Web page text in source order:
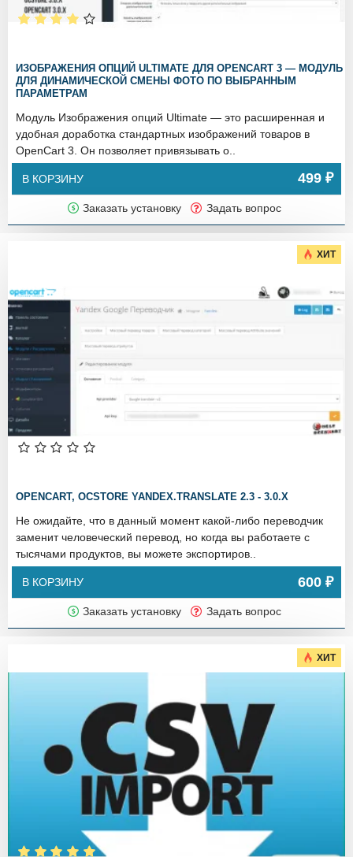
ИЗОБРАЖЕНИЯ ОПЦИЙ ULTIMATE ДЛЯ OPENCART 3 — МОДУЛЬ
ДЛЯ ДИНАМИЧЕСКОЙ СМЕНЫ ФОТО ПО ВЫБРАННЫМ
ПАРАМЕТРАМ
Модуль Изображения опций Ultimate — это расширенная и
удобная доработка стандартных изображений товаров в
OpenCart 3. Он позволяет привязывать о..
В КОРЗИНУ 499 ₽
Заказать установку Задать вопрос
ХИТ
OPENCART, OCSTORE YANDEX.TRANSLATE 2.3 - 3.0.X
Не ожидайте, что в данный момент какой-либо переводчик
заменит человеческий перевод, но когда вы работаете с
тысячами продуктов, вы можете экспортиров..
В КОРЗИНУ 600 ₽
Заказать установку Задать вопрос
ХИТ